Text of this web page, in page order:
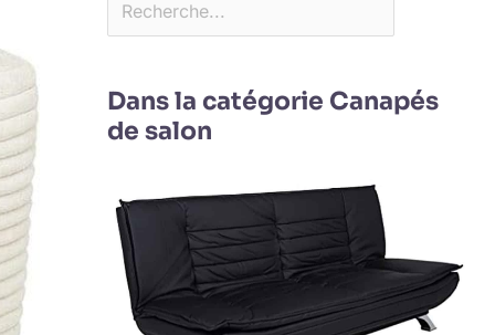
Dans la catégorie Canapés
de salon